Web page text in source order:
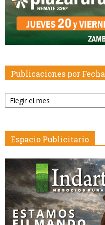
Publicaciones por Fecha
Publicaciones
por
Espacio Publicitario